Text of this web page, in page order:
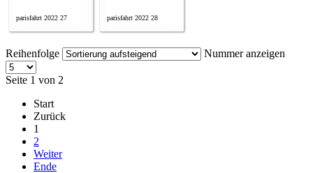
parisfahrt 2022 27 parisfahrt 2022 28
Reihenfolge Nummer anzeigen
Seite 1 von 2
Start
Zurück
1
2
Weiter
Ende